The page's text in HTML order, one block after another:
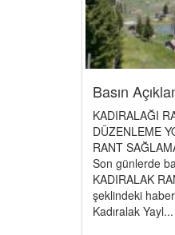
Basın
KADIRALAĞI
DÜZENLEME
RANT
Son günlerde
KADIRALAK
şeklindeki
Kadıralak Yayl...